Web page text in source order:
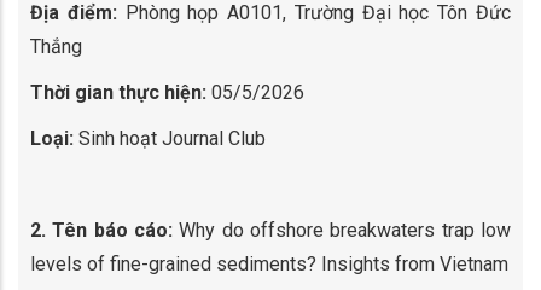
Địa điểm: Phòng họp A0101, Trường Đại học Tôn Đức
Thắng
Thời gian thực hiện: 05/5/2026
Loại: Sinh hoạt Journal Club
2. Tên báo cáo: Why do offshore breakwaters trap low
levels of fine-grained sediments? Insights from Vietnam